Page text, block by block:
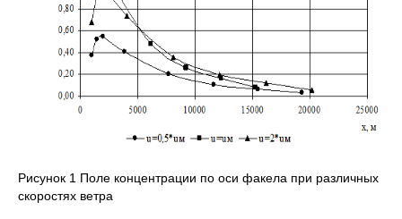
Рисунок 1 Поле концентрации по оси факела при различных
скоростях ветра